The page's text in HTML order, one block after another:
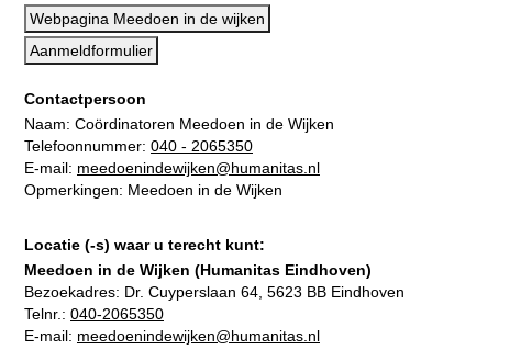
Webpagina Meedoen in de wijken
Aanmeldformulier
Contactpersoon
Naam: Coördinatoren Meedoen in de Wijken
Telefoonnummer: 040 - 2065350
E-mail: meedoenindewijken@humanitas.nl
Opmerkingen: Meedoen in de Wijken
Locatie (-s) waar u terecht kunt:
Meedoen in de Wijken (Humanitas Eindhoven)
Bezoekadres: Dr. Cuyperslaan 64, 5623 BB Eindhoven
Telnr.: 040-2065350
E-mail: meedoenindewijken@humanitas.nl